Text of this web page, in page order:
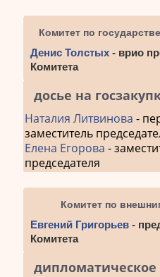
Комитет по
Денис Толстых - врио
Комитета
досье на
Наталия Литвинова -
заместитель
Елена Егорова -
председателя
Комитет по
Евгений Григорьев -
Комитета
дипломатическое